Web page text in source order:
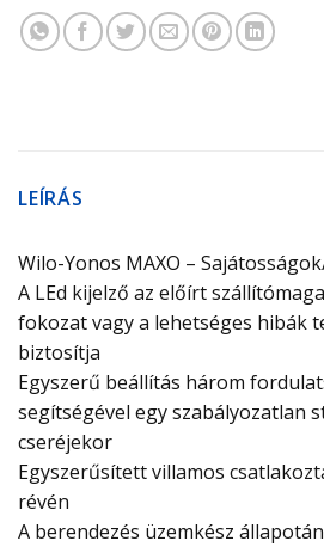
LEÍRÁS
Wilo-Yonos MAXO –
A LEd kijelző az előírt
fokozat vagy a lehetséges hibák
biztosítja
Egyszerű beállítás három
segítségével egy szabályozatlan
cseréjekor
Egyszerűsített villamos
révén
A berendezés üzemkész